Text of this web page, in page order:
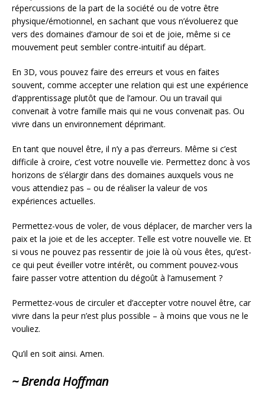
répercussions de la part de la société ou de votre être
physique/émotionnel, en sachant que vous n’évoluerez que
vers des domaines d’amour de soi et de joie, même si ce
mouvement peut sembler contre-intuitif au départ.
En 3D, vous pouvez faire des erreurs et vous en faites
souvent, comme accepter une relation qui est une expérience
d’apprentissage plutôt que de l’amour. Ou un travail qui
convenait à votre famille mais qui ne vous convenait pas. Ou
vivre dans un environnement déprimant.
En tant que nouvel être, il n’y a pas d’erreurs. Même si c’est
difficile à croire, c’est votre nouvelle vie. Permettez donc à vos
horizons de s’élargir dans des domaines auxquels vous ne
vous attendiez pas – ou de réaliser la valeur de vos
expériences actuelles.
Permettez-vous de voler, de vous déplacer, de marcher vers la
paix et la joie et de les accepter. Telle est votre nouvelle vie. Et
si vous ne pouvez pas ressentir de joie là où vous êtes, qu’est-
ce qui peut éveiller votre intérêt, ou comment pouvez-vous
faire passer votre attention du dégoût à l’amusement ?
Permettez-vous de circuler et d’accepter votre nouvel être, car
vivre dans la peur n’est plus possible – à moins que vous ne le
vouliez.
Qu’il en soit ainsi. Amen.
~ Brenda Hoffman